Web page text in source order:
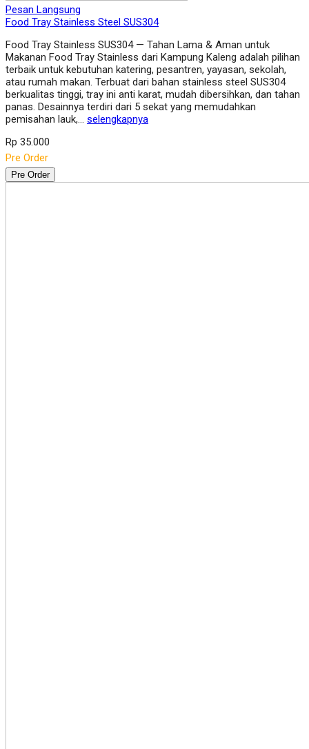
Pesan Langsung
Food Tray Stainless Steel SUS304
Food Tray Stainless SUS304 — Tahan Lama & Aman untuk
Makanan Food Tray Stainless dari Kampung Kaleng adalah pilihan
terbaik untuk kebutuhan katering, pesantren, yayasan, sekolah,
atau rumah makan. Terbuat dari bahan stainless steel SUS304
berkualitas tinggi, tray ini anti karat, mudah dibersihkan, dan tahan
panas. Desainnya terdiri dari 5 sekat yang memudahkan
pemisahan lauk,… selengkapnya
Rp 35.000
Pre Order
Pre Order